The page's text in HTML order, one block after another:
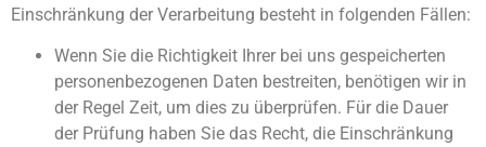
Einschränkung der Verarbeitung besteht in folgenden Fällen:
Wenn Sie die Richtigkeit Ihrer bei uns gespeicherten
personenbezogenen Daten bestreiten, benötigen wir in
der Regel Zeit, um dies zu überprüfen. Für die Dauer
der Prüfung haben Sie das Recht, die Einschränkung